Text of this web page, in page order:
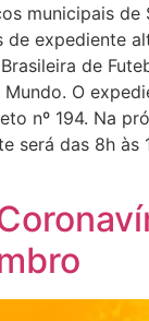
municipais de
de expediente
de
O
nº 194. Na
será das 8h às